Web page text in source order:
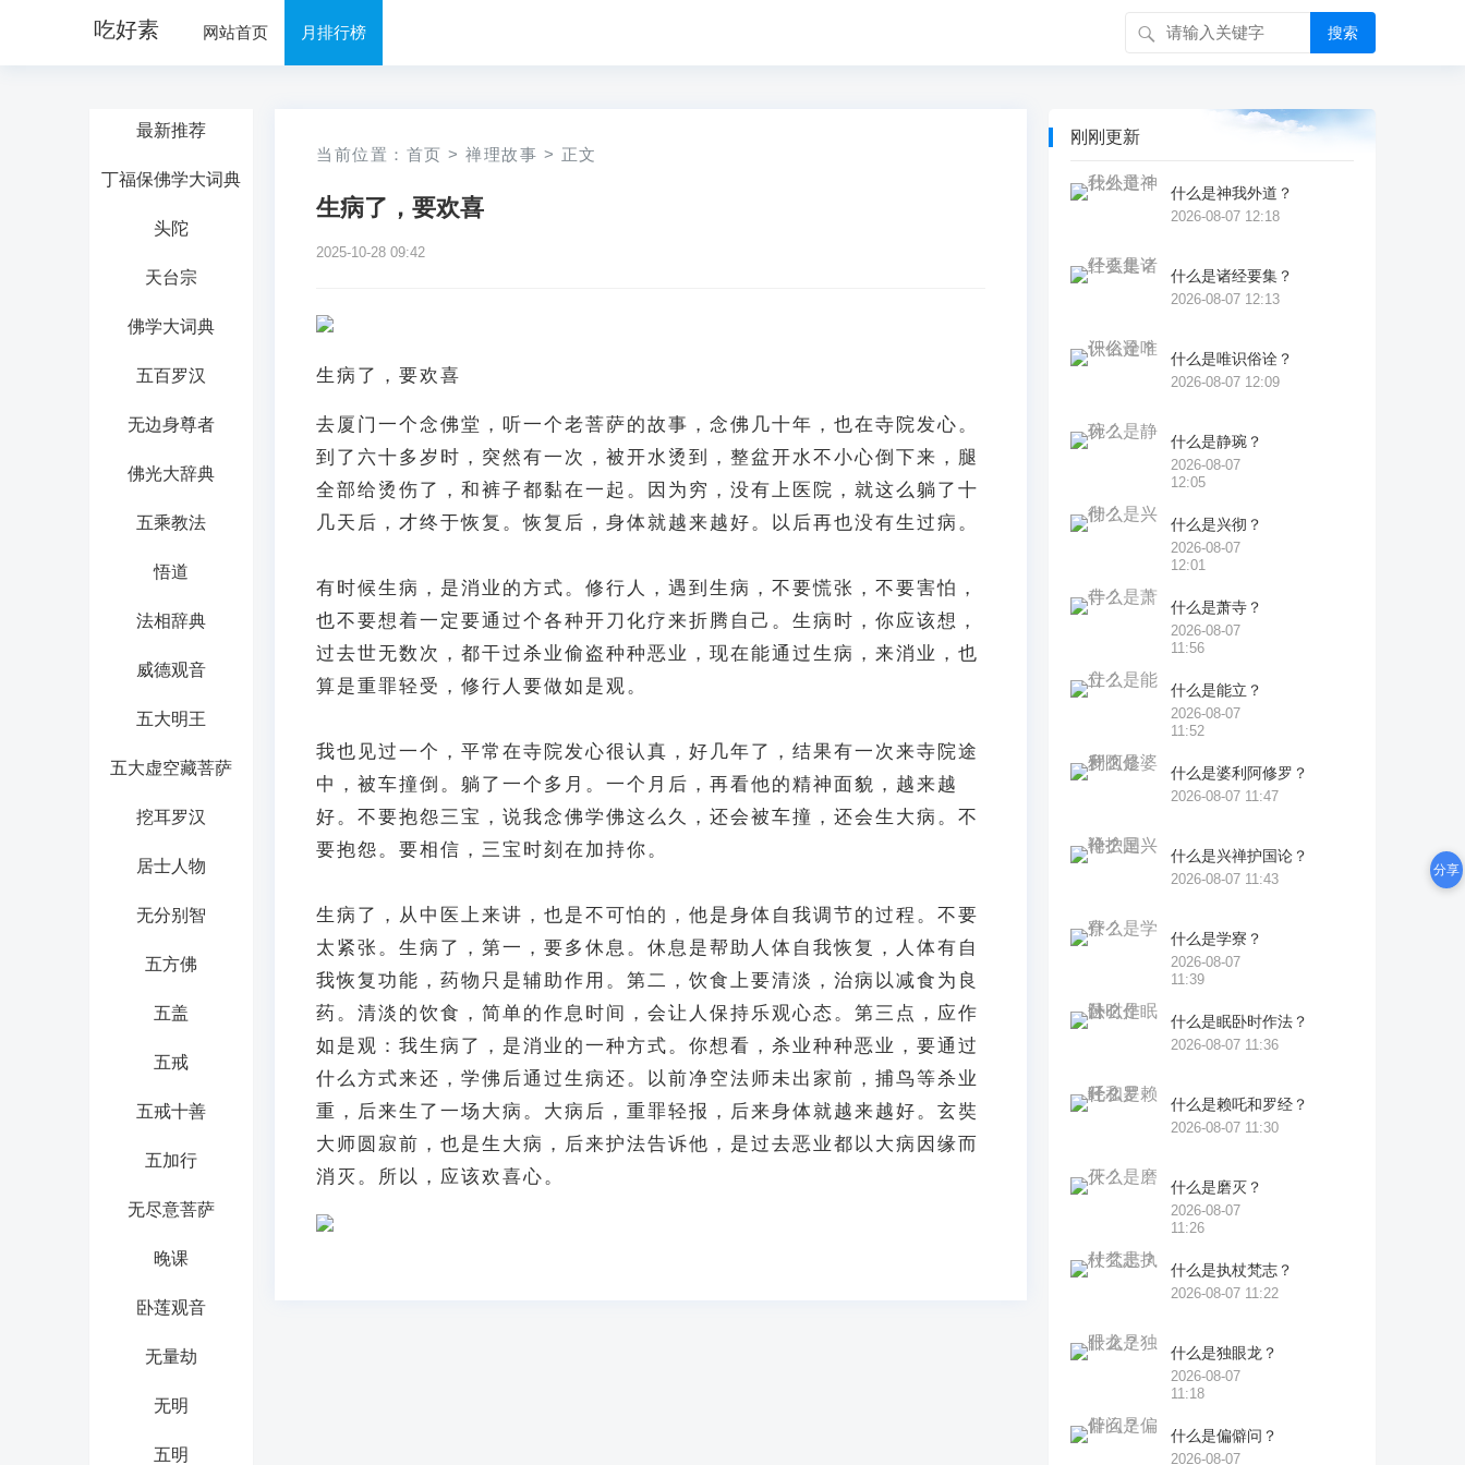
吃好素 网站首页 月排行榜 搜索
最新推荐
丁福保佛学大词典
头陀
天台宗
佛学大词典
五百罗汉
无边身尊者
佛光大辞典
五乘教法
悟道
法相辞典
威德观音
五大明王
五大虚空藏菩萨
挖耳罗汉
居士人物
无分别智
五方佛
五盖
五戒
五戒十善
五加行
无尽意菩萨
晚课
卧莲观音
无量劫
无明
五明
当前位置： 首页 > 禅理故事 > 正文
生病了，要欢喜
2025-10-28 09:42
生病了，要欢喜
去厦门一个念佛堂，听一个老菩萨的故事，念佛几十年，也在寺院发心。
到了六十多岁时，突然有一次，被开水烫到，整盆开水不小心倒下来，腿
全部给烫伤了，和裤子都黏在一起。因为穷，没有上医院，就这么躺了十
几天后，才终于恢复。恢复后，身体就越来越好。以后再也没有生过病。
有时候生病，是消业的方式。修行人，遇到生病，不要慌张，不要害怕，
也不要想着一定要通过个各种开刀化疗来折腾自己。生病时，你应该想，
过去世无数次，都干过杀业偷盗种种恶业，现在能通过生病，来消业，也
算是重罪轻受，修行人要做如是观。
我也见过一个，平常在寺院发心很认真，好几年了，结果有一次来寺院途
中，被车撞倒。躺了一个多月。一个月后，再看他的精神面貌，越来越
好。不要抱怨三宝，说我念佛学佛这么久，还会被车撞，还会生大病。不
要抱怨。要相信，三宝时刻在加持你。
生病了，从中医上来讲，也是不可怕的，他是身体自我调节的过程。不要
太紧张。生病了，第一，要多休息。休息是帮助人体自我恢复，人体有自
我恢复功能，药物只是辅助作用。第二，饮食上要清淡，治病以减食为良
药。清淡的饮食，简单的作息时间，会让人保持乐观心态。第三点，应作
如是观：我生病了，是消业的一种方式。你想看，杀业种种恶业，要通过
什么方式来还，学佛后通过生病还。以前净空法师未出家前，捕鸟等杀业
重，后来生了一场大病。大病后，重罪轻报，后来身体就越来越好。玄奘
大师圆寂前，也是生大病，后来护法告诉他，是过去恶业都以大病因缘而
消灭。所以，应该欢喜心。
刚刚更新
什么是神我外道？
2026-08-07 12:18
什么是诸经要集？
2026-08-07 12:13
什么是唯识俗诠？
2026-08-07 12:09
什么是静琬？
2026-08-07
12:05
什么是兴彻？
2026-08-07
12:01
什么是萧寺？
2026-08-07
11:56
什么是能立？
2026-08-07
11:52
什么是婆利阿修罗？
2026-08-07 11:47
什么是兴禅护国论？
2026-08-07 11:43
什么是学寮？
2026-08-07
11:39
什么是眠卧时作法？
2026-08-07 11:36
什么是赖吒和罗经？
2026-08-07 11:30
什么是磨灭？
2026-08-07
11:26
什么是执杖梵志？
2026-08-07 11:22
什么是独眼龙？
2026-08-07
11:18
什么是偏僻问？
2026-08-07
分享